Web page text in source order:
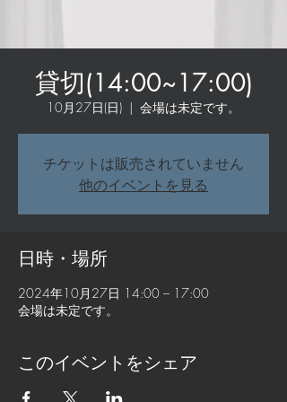
貸切(14:00~17:00)
10月27日(日)
  |
会場は未定です。
チケットは販売されていません
他のイベントを見る
日時・場所
2024年10月27日 14:00 – 17:00
会場は未定です。
このイベントをシェア